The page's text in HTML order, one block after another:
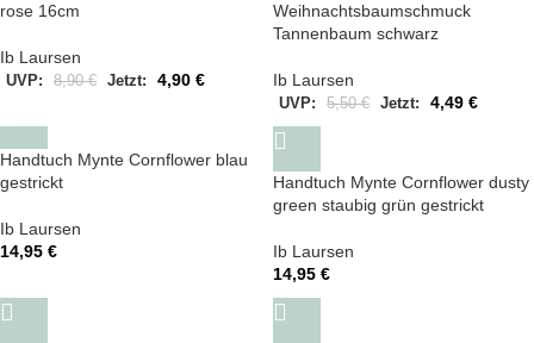
rose 16cm
Ib Laursen
UVP: 8,90€ Jetzt: 4,90 €
Weihnachtsbaumschmuck
Tannenbaum schwarz
Ib Laursen
UVP: 5,50€ Jetzt: 4,49 €
Handtuch Mynte Cornflower blau
gestrickt
Ib Laursen
14,95 €
Handtuch Mynte Cornflower dusty
green staubig grün gestrickt
Ib Laursen
14,95 €